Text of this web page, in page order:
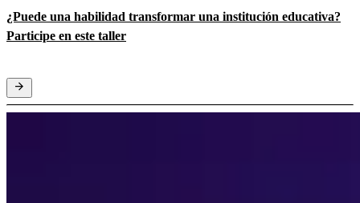
¿Puede una habilidad transformar una institución educativa?
Participe en este taller